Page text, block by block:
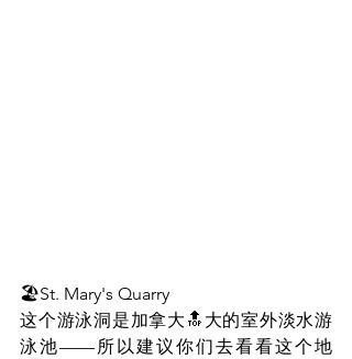
🏖St. Mary's Quarry
这个游泳洞是加拿大🔝大的室外淡水游
泳池——所以建议你们去看看这个地